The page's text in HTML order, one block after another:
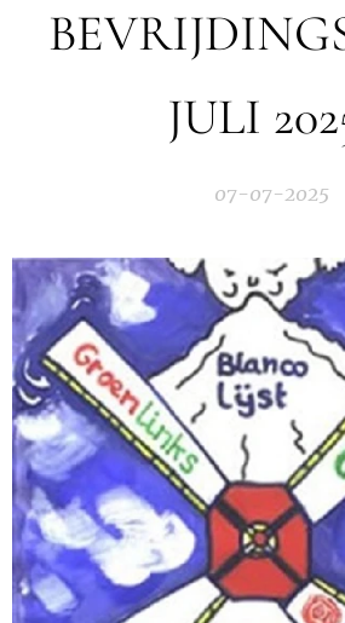
JULI
07-07-2025